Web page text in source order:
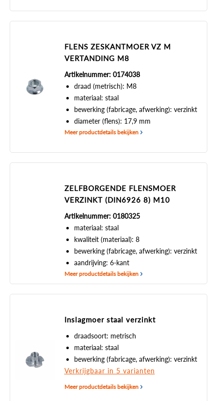
FLENS ZESKANTMOER VZ M
VERTANDING M8
Artikelnummer: 0174038
draad (metrisch): M8
materiaal: staal
bewerking (fabricage, afwerking): verzinkt
diameter (flens): 17,9 mm
Meer productdetails bekijken
ZELFBORGENDE FLENSMOER
VERZINKT (DIN6926 8) M10
Artikelnummer: 0180325
materiaal: staal
kwaliteit (materiaal): 8
bewerking (fabricage, afwerking): verzinkt
aandrijving: 6-kant
Meer productdetails bekijken
Inslagmoer staal verzinkt
draadsoort: metrisch
materiaal: staal
bewerking (fabricage, afwerking): verzinkt
Verkrijgbaar in 5 varianten
Meer productdetails bekijken